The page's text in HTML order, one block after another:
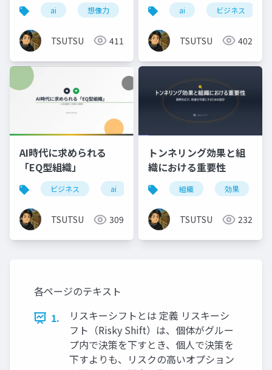
ai 想像力 創造性 共感 ビジネス
TSUTSU 411
ai ビジネス
TSUTSU 402
AI時代に求められる
「EQ型組織」
ビジネス ai 想像力 共感 マネー
TSUTSU 309
トンネリング効果と組
織における重要性
組織 効果
TSUTSU 232
各ページのテキスト
1.
リスキーシフトとは 定義 リスキーシ
フト（Risky Shift）は、個体がグルー
プ内で決策を下すとき、個人で決策を
下すよりも、リスクの高いオプション